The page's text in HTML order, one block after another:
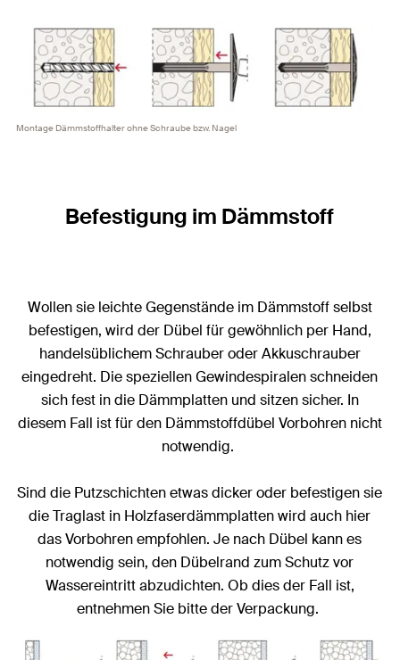
Montage Dämmstoffhalter ohne Schraube bzw. Nagel
Befestigung im Dämmstoff
Wollen sie leichte Gegenstände im Dämmstoff selbst
befestigen, wird der Dübel für gewöhnlich per Hand,
handelsüblichem Schrauber oder Akkuschrauber
eingedreht. Die speziellen Gewindespiralen schneiden
sich fest in die Dämmplatten und sitzen sicher. In
diesem Fall ist für den Dämmstoffdübel Vorbohren nicht
notwendig.
Sind die Putzschichten etwas dicker oder befestigen sie
die Traglast in Holzfaserdämmplatten wird auch hier
das Vorbohren empfohlen. Je nach Dübel kann es
notwendig sein, den Dübelrand zum Schutz vor
Wassereintritt abzudichten. Ob dies der Fall ist,
entnehmen Sie bitte der Verpackung.